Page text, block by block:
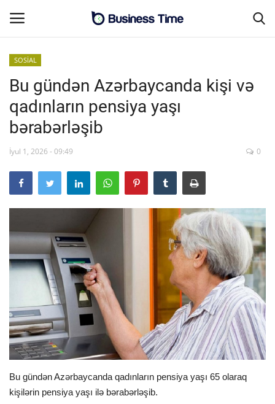
Əsas səhifə
Əlaqə
MALİYYƏ-BİZNES
SƏNAYE-İNFRASTRUKTUR
CƏMİYYƏT
ENERGETİKA
SİYASƏT
İDMAN
FORMULA 1
ANALİTİKA
SOSİAL
Bu gündən Azərbaycanda kişi və
qadınların pensiya yaşı
bərabərləşib
İyul 1, 2026 - 09:49 0
Bu gündən Azərbaycanda qadınların pensiya yaşı 65 olaraq
kişilərin pensiya yaşı ilə bərabərləşib.